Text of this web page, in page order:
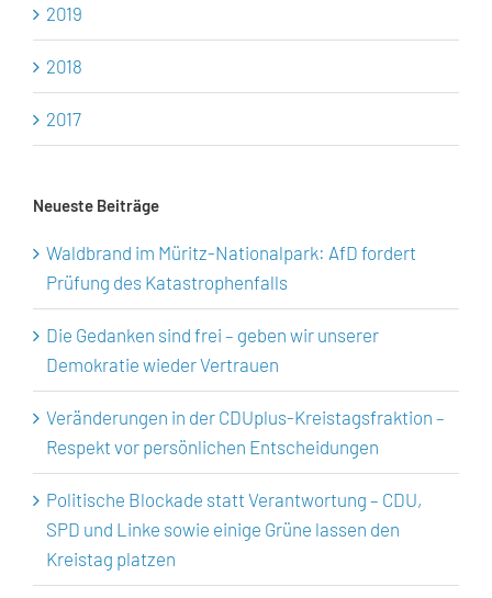
2019
2018
2017
Neueste Beiträge
Waldbrand im Müritz-Nationalpark: AfD fordert
Prüfung des Katastrophenfalls
Die Gedanken sind frei – geben wir unserer
Demokratie wieder Vertrauen
Veränderungen in der CDUplus-Kreistagsfraktion –
Respekt vor persönlichen Entscheidungen
Politische Blockade statt Verantwortung – CDU,
SPD und Linke sowie einige Grüne lassen den
Kreistag platzen